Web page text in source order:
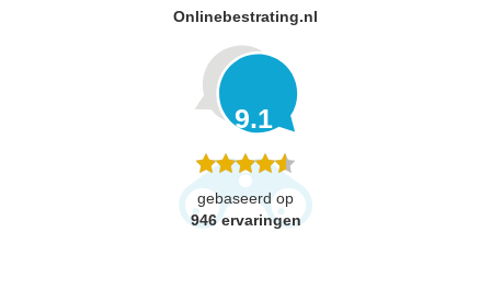
Onlinebestrating.nl
9.1
gebaseerd op
946 ervaringen